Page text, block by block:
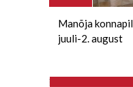
Manõja
juuli-2. august